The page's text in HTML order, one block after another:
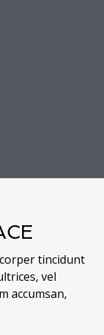
tincidunt
vel
accumsan,